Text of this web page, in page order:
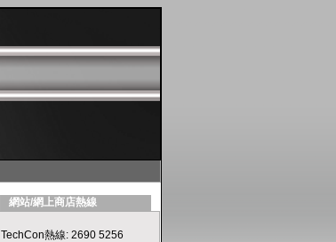
網站/網上商店熱線
TechCon熱線: 2690 5256